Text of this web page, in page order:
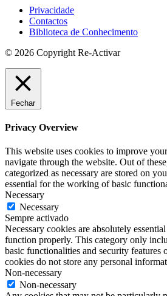
Privacidade
Contactos
Biblioteca de Conhecimento
© 2026 Copyright Re-Activar
Fechar
Privacy Overview
This website uses cookies to improve
navigate through the website. Out of
categorized as necessary are stored on
essential for the working of basic
Necessary
Necessary
Sempre activado
Necessary cookies are absolutely
function properly. This category only
basic functionalities and security features
cookies do not store any personal
Non-necessary
Non-necessary